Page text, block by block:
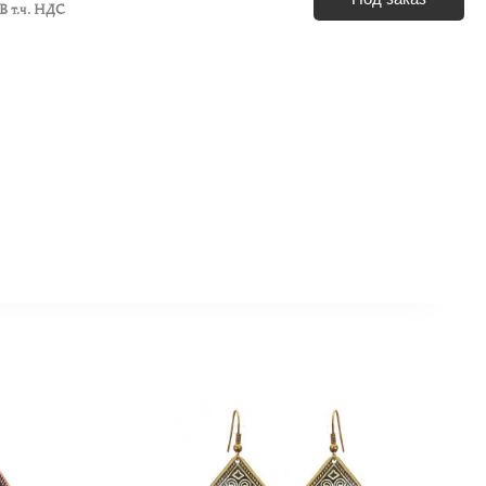
В т.ч. НДС